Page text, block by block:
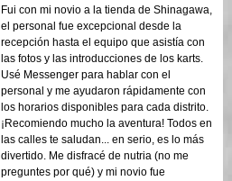
Fui con mi novio a la tienda de Shinagawa,
el personal fue excepcional desde la
recepción hasta el equipo que asistía con
las fotos y las introducciones de los karts.
Usé Messenger para hablar con el
personal y me ayudaron rápidamente con
los horarios disponibles para cada distrito.
¡Recomiendo mucho la aventura! Todos en
las calles te saludan... en serio, es lo más
divertido. Me disfracé de nutria (no me
preguntes por qué) y mi novio fue